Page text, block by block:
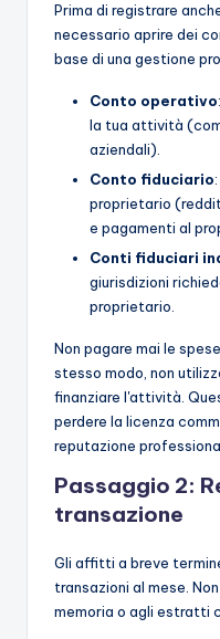
Prima di registrare
necessario aprire dei
base di una gestione
Conto operativo
la tua attività
aziendali).
Conto fiduciario
proprietario
e pagamenti al
Conti fiduciari
giurisdizioni
proprietario.
Non pagare mai le
stesso modo, non
finanziare l'attività.
perdere la licenza
reputazione
Passaggio 2:
transazione
Gli affitti a breve
transazioni al mese.
memoria o agli estratti